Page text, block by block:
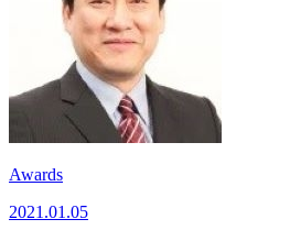
Awards
2021.01.05